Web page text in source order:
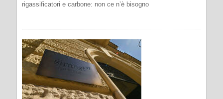
rigassificatori e carbone: non ce n’è bisogno